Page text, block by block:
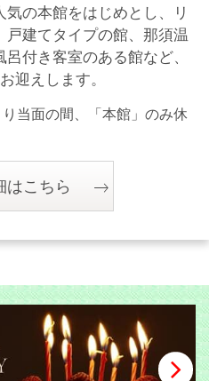
の本館をはじめとし、リ
建てタイプの館、 那須温
付き客室のある館など、
迎えします。
当面の間、「本館」のみ休
はこちら